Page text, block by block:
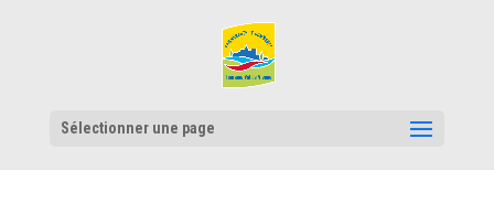
Sélectionner une page